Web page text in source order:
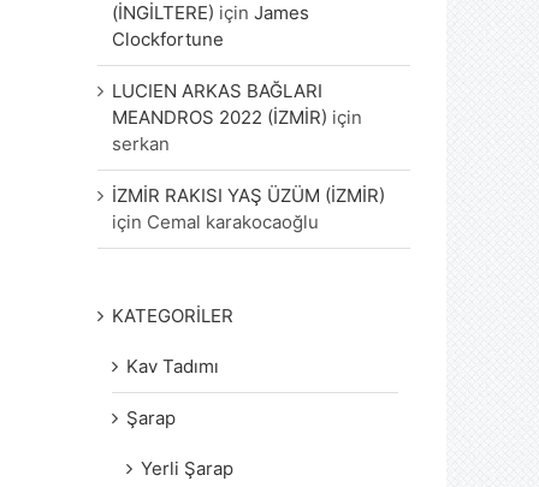
(İNGİLTERE) içinJames
Clockfortune
LUCIEN ARKAS BAĞLARI
MEANDROS 2022 (İZMİR) için
serkan
İZMİR RAKISI YAŞ ÜZÜM (İZMİR)
için Cemal karakocaoğlu
KATEGORİLER
Kav Tadımı
Şarap
Yerli Şarap